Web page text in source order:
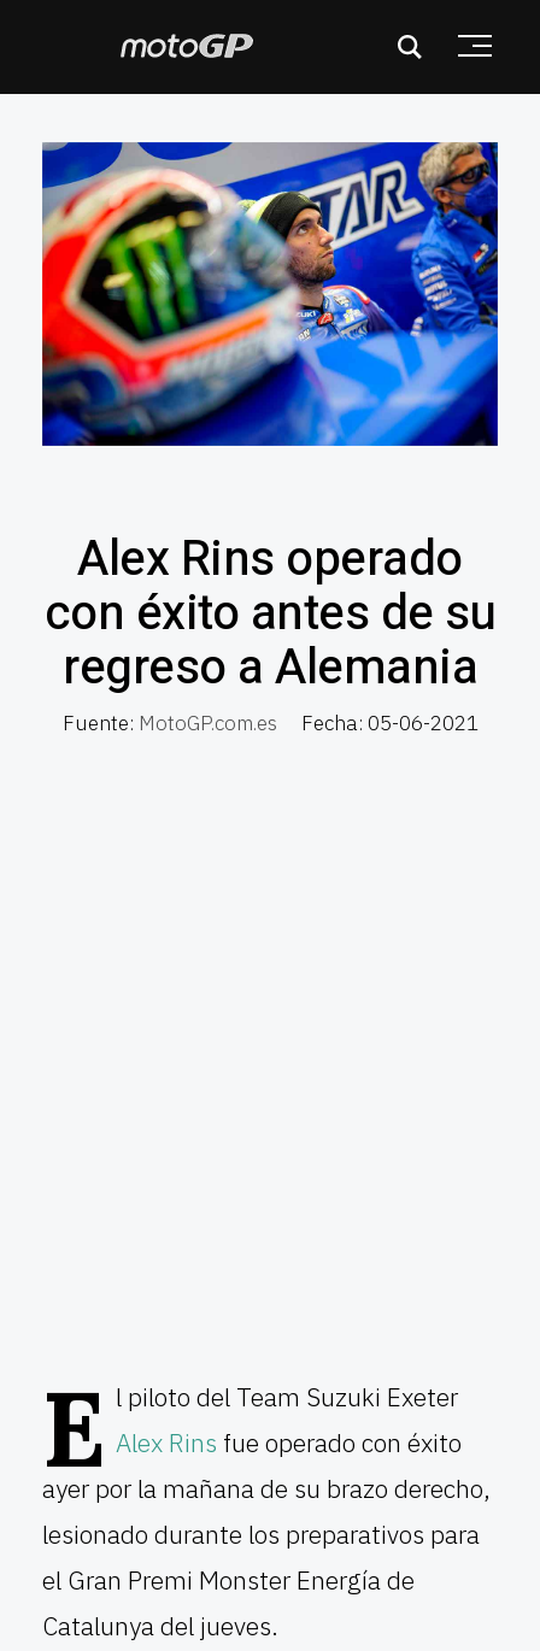
Alex Rins operado
con éxito antes de su
regreso a Alemania
Fuente: MotoGP.com.es Fecha: 05-06-2021
E l piloto del Team Suzuki Exeter
Alex Rins fue operado con éxito
ayer por la mañana de su brazo derecho,
lesionado durante los preparativos para
el Gran Premi Monster Energía de
Catalunya del jueves.